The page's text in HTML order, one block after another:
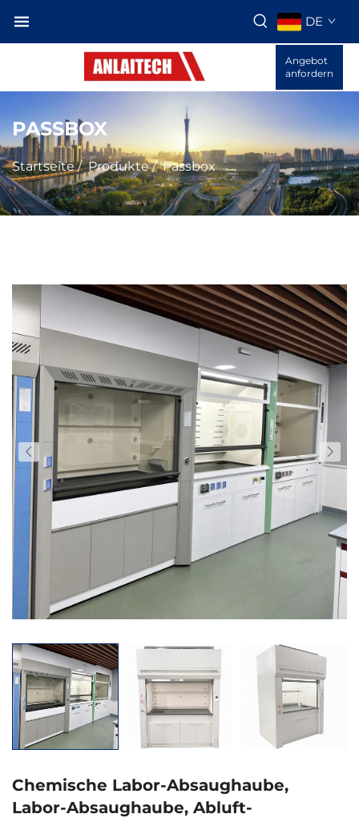
DE
Angebot
anfordern
PASSBOX
Startseite/Produkte/Passbox
Chemische Labor-Absaughaube,
Labor-Absaughaube, Abluft-